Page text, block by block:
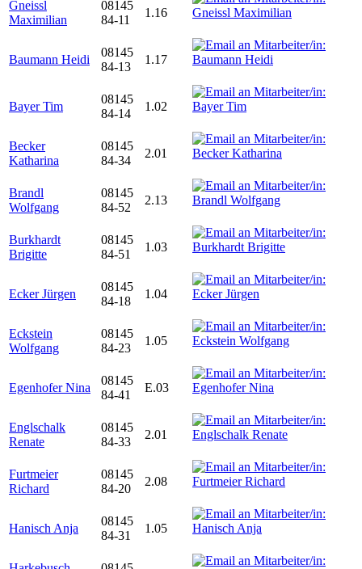
Gneissl
Maximilian
08145
84-11
1.16
Baumann Heidi
08145
84-13
1.17
Bayer Tim
08145
84-14
1.02
Becker
Katharina
08145
84-34
2.01
Brandl
Wolfgang
08145
84-52
2.13
Burkhardt
Brigitte
08145
84-51
1.03
Ecker Jürgen
08145
84-18
1.04
Eckstein
Wolfgang
08145
84-23
1.05
Egenhofer Nina
08145
84-41
E.03
Englschalk
Renate
08145
84-33
2.01
Furtmeier
Richard
08145
84-20
2.08
Hanisch Anja
08145
84-31
1.05